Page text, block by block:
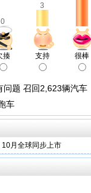
0
3
揍 支持 很棒
问题 召回2,623辆汽车
车
10月全球同步上市